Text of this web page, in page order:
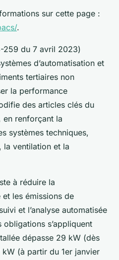
sur cette page :
.
259 du 7 avril 2023)
d’automatisation et
tertiaires non
la performance
des articles clés du
en renforçant la
systèmes techniques,
la ventilation et la
à réduire la
et les émissions de
et l’analyse automatisée
s’appliquent
dépasse 29 kW (dès
(à partir du 1er janvier